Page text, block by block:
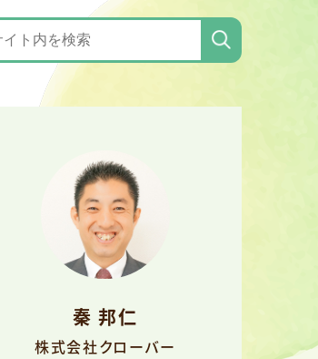
秦 邦仁
株式会社クローバー